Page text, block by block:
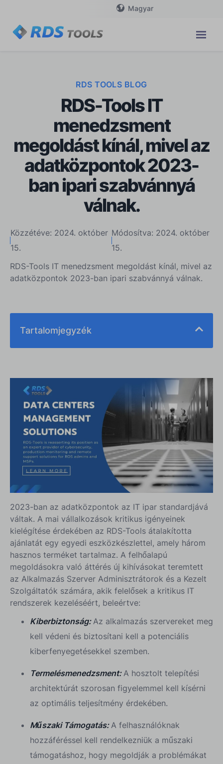
Magyar
RDS TOOLS BLOG
RDS-Tools IT
menedzsment
megoldást kínál, mivel az
adatközpontok 2023-
ban ipari szabvánnyá
válnak.
Közzétéve: 2024. október
15.
Módosítva: 2024. október
15.
RDS-Tools IT menedzsment megoldást kínál, mivel az
adatközpontok 2023-ban ipari szabvánnyá válnak.
Tartalomjegyzék
2023-ban az adatközpontok az IT ipar standardjává
váltak. A mai vállalkozások kritikus igényeinek
kielégítése érdekében az RDS-Tools átalakította
ajánlatát egy egyedi eszközkészlettel, amely három
hasznos terméket tartalmaz. A felhőalapú
megoldásokra való áttérés új kihívásokat teremtett
az Alkalmazás Szerver Adminisztrátorok és a Kezelt
Szolgáltatók számára, akik felelősek a kritikus IT
rendszerek kezeléséért, beleértve:
Kiberbiztonság: Az alkalmazás szervereket meg
kell védeni és biztosítani kell a potenciális
kiberfenyegetésekkel szemben.
Termelésmenedzsment: A hosztolt telepítési
architektúrát szorosan figyelemmel kell kísérni
az optimális teljesítmény érdekében.
Műszaki Támogatás: A felhasználóknak
hozzáféréssel kell rendelkezniük a műszaki
támogatáshoz, hogy megoldják a problémákat